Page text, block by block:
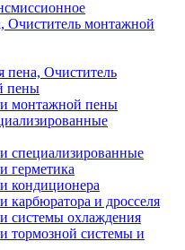
Очиститель монтажной
пена, Очиститель
пены
монтажной пены
специализированные
герметика
кондиционера
карбюратора и дросселя
системы охлаждения
тормозной системы и